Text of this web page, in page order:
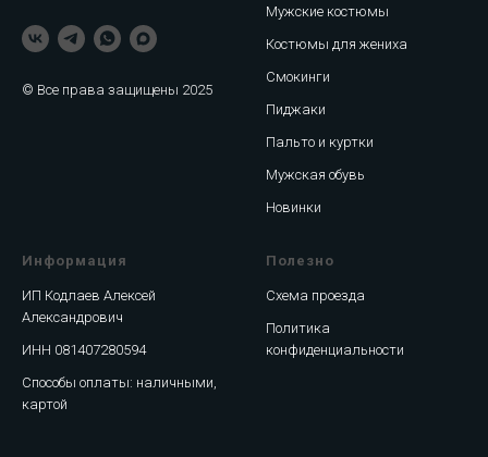
© Все права защищены 2025
Мужские костюмы
Костюмы для жениха
Смокинги
Пиджаки
Пальто и куртки
Мужская обувь
Новинки
Информация
ИП Кодлаев Алексей
Александрович
ИНН 081407280594
Способы оплаты: наличными,
картой
Полезно
Схема проезда
Политика
конфиденциальности